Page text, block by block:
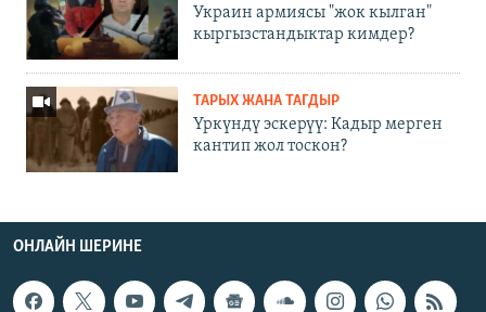
Украин армиясы "жок кылган"
кыргызстандыктар кимдер?
ТАРЫХ ЖАНА ТАГДЫР
Үркүндү эскерүү: Кадыр мерген
кантип жол тоскон?
ОНЛАЙН ШЕРИНЕ